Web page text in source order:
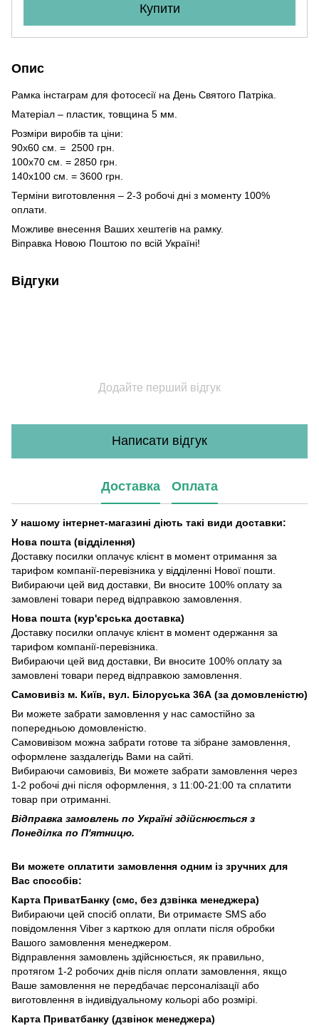
Купити
Опис
Рамка інстаграм для фотосесії на День Святого Патріка.
Матеріал – пластик, товщина 5 мм.
Розміри виробів та ціни:
90х60 см. = 2500 грн.
100х70 см. = 2850 грн.
140х100 см. = 3600 грн.
Терміни виготовлення – 2-3 робочі дні з моменту 100%
оплати.
Можливе внесення Ваших хештегів на рамку.
Віправка Новою Поштою по всій Україні!
Відгуки
Додайте перший відгук
Написати відгук
Доставка Оплата
У нашому інтернет-магазині діють такі види доставки:
Нова пошта (відділення)
Доставку посилки оплачує клієнт в момент отримання за
тарифом компанії-перевізника у відділенні Нової пошти.
Вибираючи цей вид доставки, Ви вносите 100% оплату за
замовлені товари перед відправкою замовлення.
Нова пошта (кур'єрська доставка)
Доставку посилки оплачує клієнт в момент одержання за
тарифом компанії-перевізника.
Вибираючи цей вид доставки, Ви вносите 100% оплату за
замовлені товари перед відправкою замовлення.
Самовивіз м. Київ, вул. Білоруська 36А (за домовленістю)
Ви можете забрати замовлення у нас самостійно за
попередньою домовленістю.
Самовивізом можна забрати готове та зібране замовлення,
оформлене заздалегідь Вами на сайті.
Вибираючи самовивіз, Ви можете забрати замовлення через
1-2 робочі дні після оформлення, з 11:00-21:00 та сплатити
товар при отриманні.
Відправка замовлень по Україні здійснюється з
Понеділка по П'ятницю.
Ви можете оплатити замовлення одним із зручних для
Вас способів:
Карта ПриватБанку (смс, без дзвінка менеджера)
Вибираючи цей спосіб оплати, Ви отримаєте SMS або
повідомлення Viber з карткою для оплати після обробки
Вашого замовлення менеджером.
Відправлення замовлень здійснюється, як правильно,
протягом 1-2 робочих днів після оплати замовлення, якщо
Ваше замовлення не передбачає персоналізації або
виготовлення в індивідуальному кольорі або розмірі.
Карта Приватбанку (дзвінок менеджера)